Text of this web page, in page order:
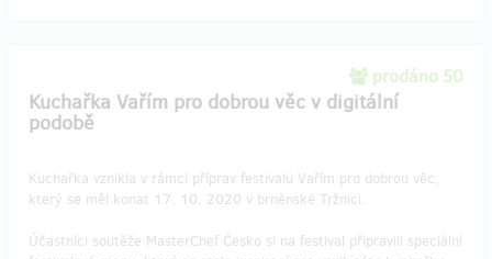
prodáno 50
Kuchařka Vařím pro dobrou věc v digitální
podobě
Kuchařka vznikla v rámci příprav festivalu Vařím pro dobrou věc,
který se měl konat 17. 10. 2020 v brněnské Tržnici.
Účastníci soutěže MasterChef Česko si na festival připravili speciální